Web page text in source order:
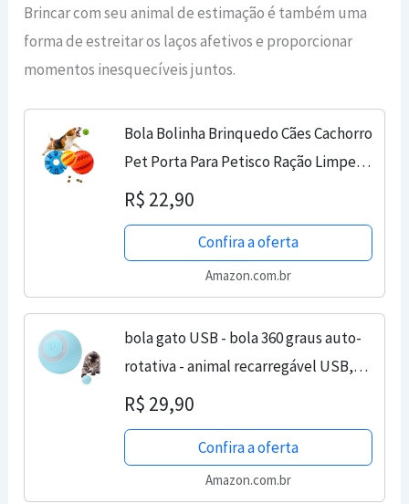
Brincar com seu animal de estimação é também uma
forma de estreitar os laços afetivos e proporcionar
momentos inesquecíveis juntos.
Bola Bolinha Brinquedo Cães Cachorro
Pet Porta Para Petisco Ração Limpeza
Dental (6cm, Azul)
R$ 22,90
Confira a oferta
Amazon.com.br
bola gato USB - bola 360 graus auto-
rotativa - animal recarregável USB,
presente exercício entretenimento
elétricos para...
R$ 29,90
Confira a oferta
Amazon.com.br